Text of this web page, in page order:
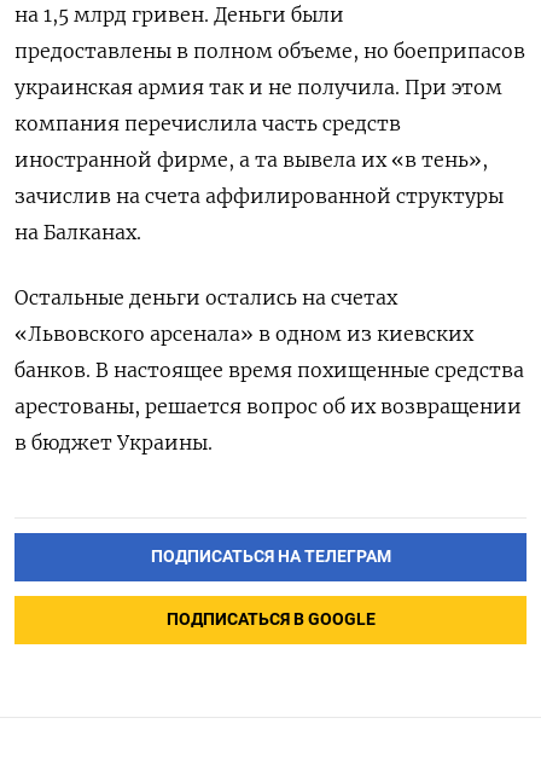
на 1,5 млрд гривен. Деньги были
предоставлены в полном объеме, но боеприпасов
украинская армия так и не получила. При этом
компания перечислила часть средств
иностранной фирме, а та вывела их «в тень»,
зачислив на счета аффилированной структуры
на Балканах.
Остальные деньги остались на счетах
«Львовского арсенала» в одном из киевских
банков. В настоящее время похищенные средства
арестованы, решается вопрос об их возвращении
в бюджет Украины.
ПОДПИСАТЬСЯ НА ТЕЛЕГРАМ
ПОДПИСАТЬСЯ В GOOGLE